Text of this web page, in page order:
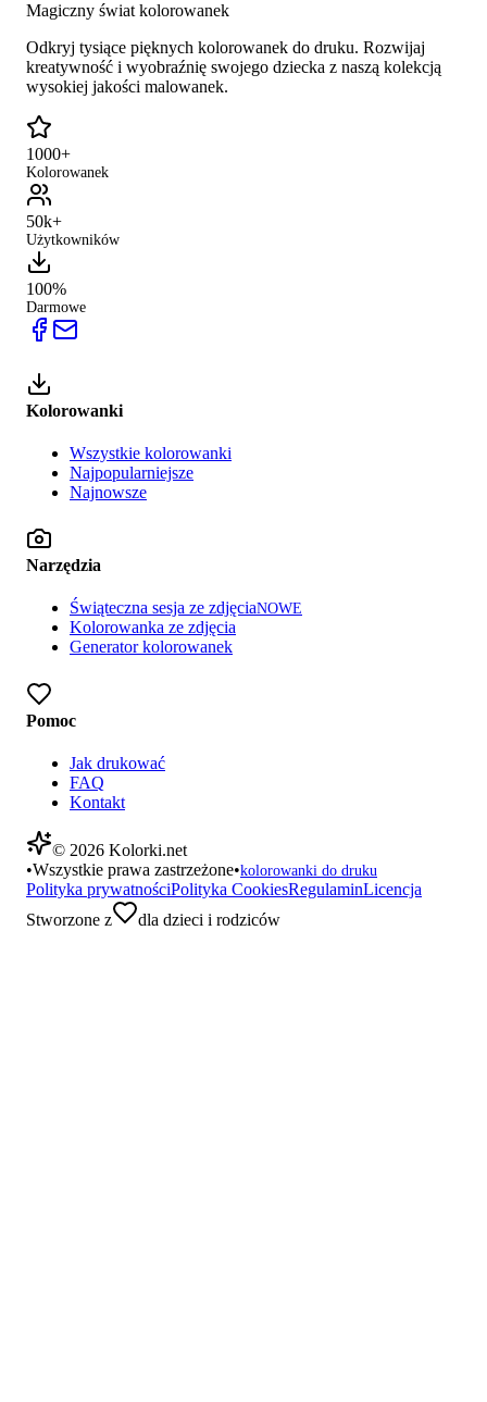
Magiczny świat kolorowanek
Odkryj tysiące pięknych kolorowanek do druku. Rozwijaj
kreatywność i wyobraźnię swojego dziecka z naszą kolekcją
wysokiej jakości malowanek.
1000+
Kolorowanek
50k+
Użytkowników
100%
Darmowe
Kolorowanki
Wszystkie kolorowanki
Najpopularniejsze
Najnowsze
Narzędzia
Świąteczna sesja ze zdjęciaNOWE
Kolorowanka ze zdjęcia
Generator kolorowanek
Pomoc
Jak drukować
FAQ
Kontakt
© 2026 Kolorki.net
•Wszystkie prawa zastrzeżone•kolorowanki do druku
Polityka prywatnościPolityka CookiesRegulaminLicencja
Stworzone z
dla dzieci i rodziców